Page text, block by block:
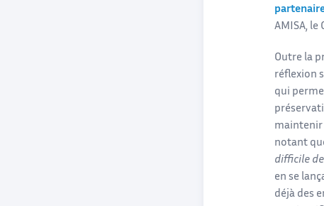
AMISA, le
Outre la
réflexion
qui
maintenir
notant
difficile
en se
déjà des